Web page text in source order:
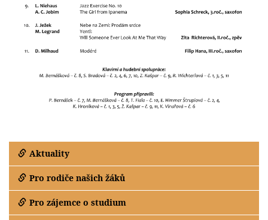
Aktuality
Pro rodiče našich žáků
Pro zájemce o studium